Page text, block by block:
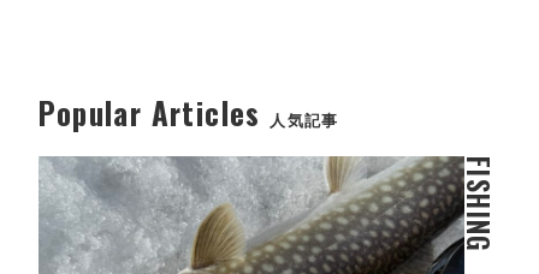
Popular Articles 人気記事
FISHING